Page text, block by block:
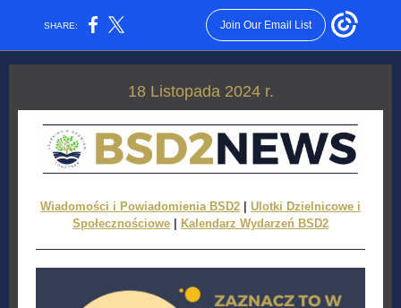
SHARE: Join Our Email List
18 Listopada 2024 r.
Wiadomości i Powiadomienia BSD2
Ulotki Dzielnicowe i
Społecznościowe
Kalendarz Wydarzeń BSD2